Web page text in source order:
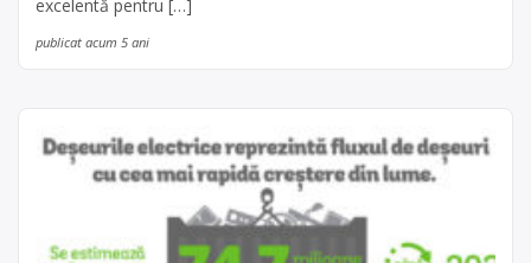
excelentă pentru […]
publicat acum 5 ani